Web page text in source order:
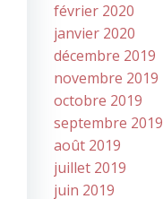
février 2020
janvier 2020
décembre 2019
novembre 2019
octobre 2019
septembre 2019
août 2019
juillet 2019
juin 2019